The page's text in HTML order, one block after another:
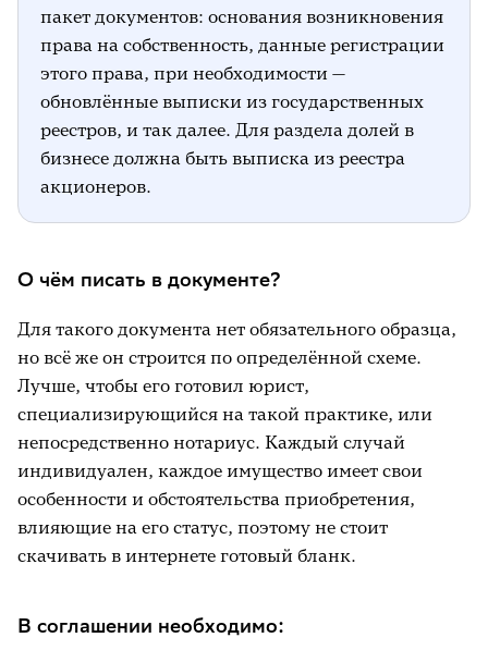
пакет документов: основания возникновения
права на собственность, данные регистрации
этого права, при необходимости —
обновлённые выписки из государственных
реестров, и так далее. Для раздела долей в
бизнесе должна быть выписка из реестра
акционеров.
О чём писать в документе?
Для такого документа нет обязательного образца,
но всё же он строится по определённой схеме.
Лучше, чтобы его готовил юрист,
специализирующийся на такой практике, или
непосредственно нотариус. Каждый случай
индивидуален, каждое имущество имеет свои
особенности и обстоятельства приобретения,
влияющие на его статус, поэтому не стоит
скачивать в интернете готовый бланк.
В соглашении необходимо: